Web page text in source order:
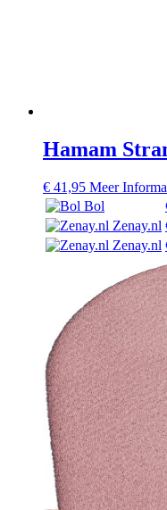
Hamam
€ 41,95 Meer
Bol
Zenay.nl
Zenay.nl